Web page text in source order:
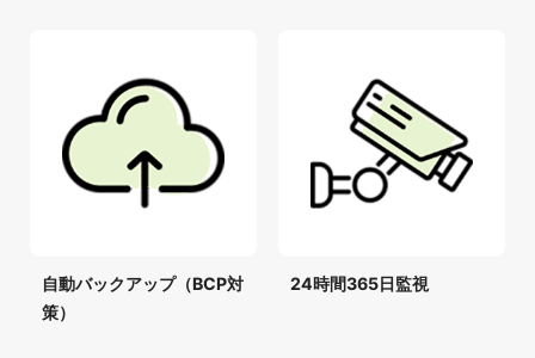
自動バックアップ（BCP対
策）
24時間365日監視